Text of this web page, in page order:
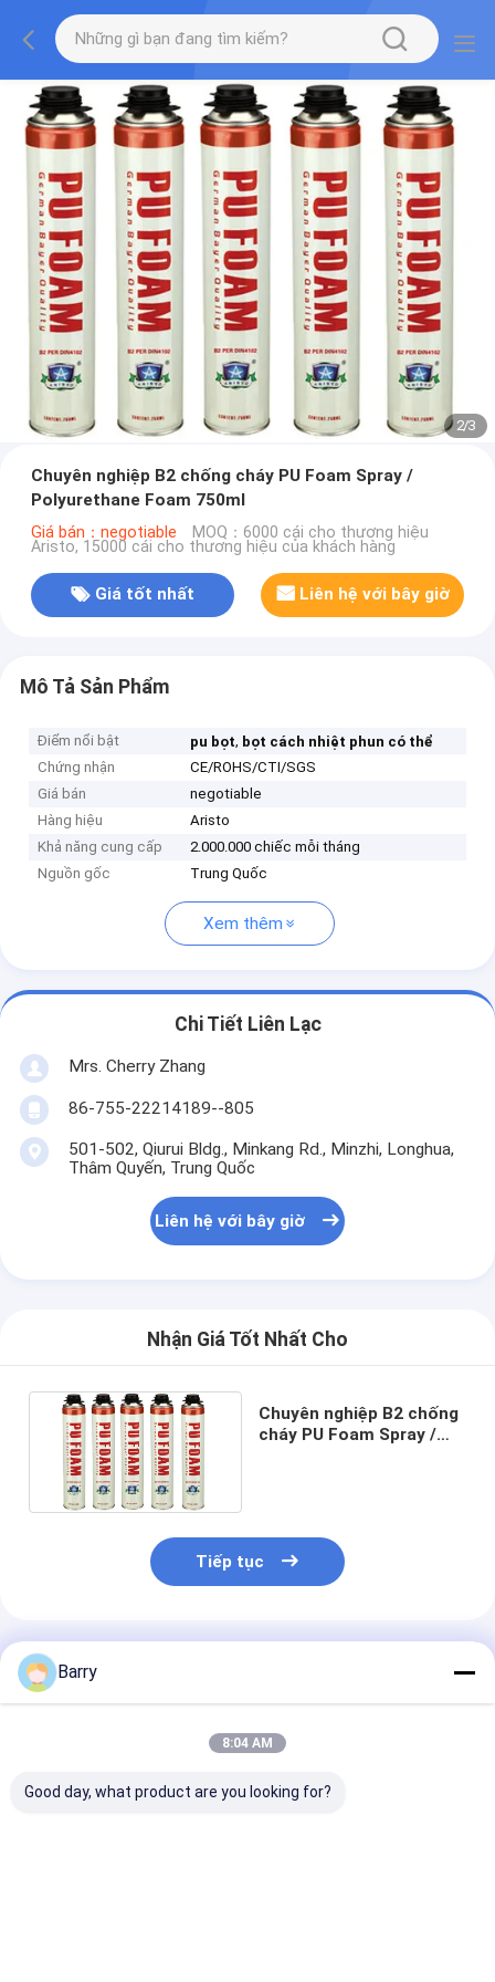
2/3
Chuyên nghiệp B2 chống cháy PU Foam Spray /
Polyurethane Foam 750ml
Giá bán：negotiable MOQ：6000 cái cho thương hiệu
Aristo, 15000 cái cho thương hiệu của khách hàng
Giá tốt nhất Liên hệ với bây giờ
Mô Tả Sản Phẩm
Điểm nổi bật pu bọt, bọt cách nhiệt phun có thể
Chứng nhận
CE/ROHS/CTI/SGS
Giá bán
negotiable
Hàng hiệu
Aristo
Khả năng cung cấp
2.000.000 chiếc mỗi tháng
Nguồn gốc
Trung Quốc
Xem thêm
Chi Tiết Liên Lạc
Mrs. Cherry Zhang
86-755-22214189--805
501-502, Qiurui Bldg., Minkang Rd., Minzhi, Longhua,
Thâm Quyến, Trung Quốc
Liên hệ với bây giờ
Nhận Giá Tốt Nhất Cho
Chuyên nghiệp B2 chống
cháy PU Foam Spray /
Tiếp tục
Sản Phẩm Khuyến Cáo
Barry
8:04 AM
Good day, what product are you looking for?